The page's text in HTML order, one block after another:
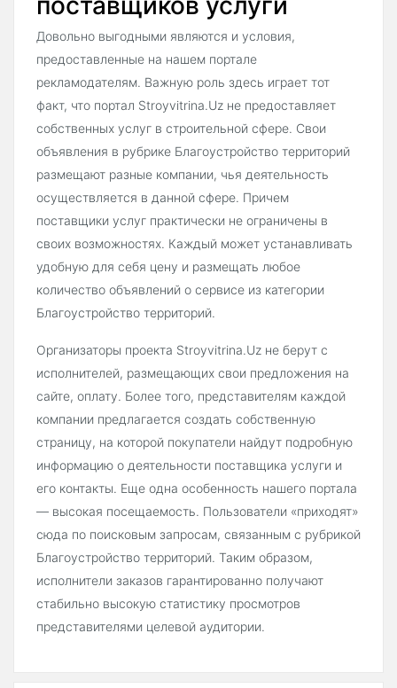
Довольно выгодными являются и условия,
предоставленные на нашем портале
рекламодателям. Важную роль здесь играет тот
факт, что портал Stroyvitrina.Uz не предоставляет
собственных услуг в строительной сфере. Свои
объявления в рубрике Благоустройство территорий
размещают разные компании, чья деятельность
осуществляется в данной сфере. Причем
поставщики услуг практически не ограничены в
своих возможностях. Каждый может устанавливать
удобную для себя цену и размещать любое
количество объявлений о сервисе из категории
Благоустройство территорий.
Организаторы проекта Stroyvitrina.Uz не берут с
исполнителей, размещающих свои предложения на
сайте, оплату. Более того, представителям каждой
компании предлагается создать собственную
страницу, на которой покупатели найдут подробную
информацию о деятельности поставщика услуги и
его контакты. Еще одна особенность нашего портала
— высокая посещаемость. Пользователи «приходят»
сюда по поисковым запросам, связанным с рубрикой
Благоустройство территорий. Таким образом,
исполнители заказов гарантированно получают
стабильно высокую статистику просмотров
представителями целевой аудитории.